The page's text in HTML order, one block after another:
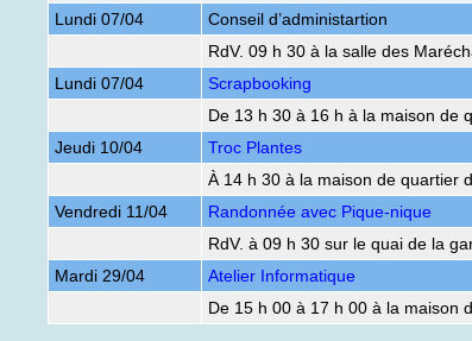
Lundi 07/04
Conseil d’administartion
RdV. 09 h 30 à la salle des
Lundi 07/04
Scrapbooking
De 13 h 30 à 16 h à la maison de
Jeudi 10/04
Troc Plantes
À 14 h 30 à la maison de quartier
Vendredi 11/04
Randonnée avec Pique-nique
RdV. à 09 h 30 sur le quai de la
Mardi 29/04
Atelier Informatique
De 15 h 00 à 17 h 00 à la maison